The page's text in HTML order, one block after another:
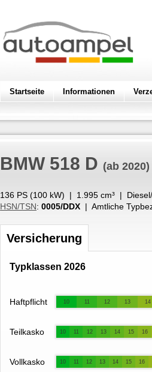
Startseite Informationen
BMW 518 D (ab 2020)
136 PS (100 kW) | 1.995 cm³ |
HSN/TSN: 0005/DDX | Amtliche
Versicherung
Typklassen 2026
Haftpflicht 10 11 12 13 14
Teilkasko 10 11 12 13 14 15 16
Vollkasko 10 11 12 13 14 15 16